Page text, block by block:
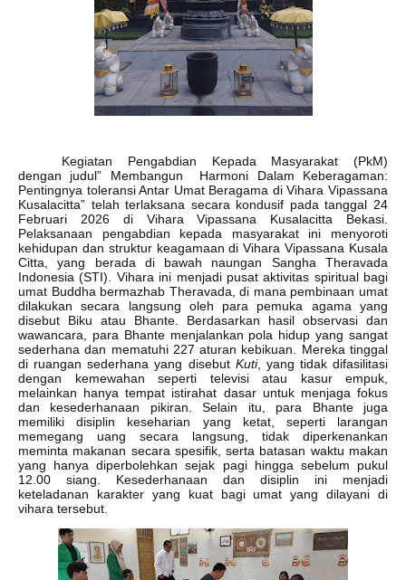
Kegiatan Pengabdian Kepada Masyarakat (PkM)
dengan judul” Membangun
Harmoni Dalam Keberagaman:
Pentingnya toleransi Antar Umat Beragama di Vihara Vipassana
Kusalacitta” telah terlaksana secara kondusif pada tanggal 24
Februari 2026 di Vihara Vipassana Kusalacitta Bekasi.
Pelaksanaan pengabdian kepada masyarakat ini menyoroti
kehidupan dan struktur keagamaan di ViharaVipassana Kusala
Citta, yang berada di bawah naungan Sangha Theravada
Indonesia (STI). Vihara ini menjadi pusat aktivitas spiritual bagi
umat Buddha bermazhab Theravada, di mana pembinaan umat
dilakukan secara langsung oleh para pemuka agama yang
disebut Biku atau Bhante. Berdasarkan hasil observasi dan
wawancara, para Bhante menjalankan pola hidup yang sangat
sederhana dan mematuhi 227 aturan kebikuan. Mereka tinggal
di ruangan sederhana yang disebut Kuti, yang tidak difasilitasi
dengan kemewahan seperti televisi atau kasur empuk,
melainkan hanya tempat istirahat dasar untuk menjaga fokus
dan kesederhanaan pikiran. Selain itu, para Bhante juga
memiliki disiplin keseharian yang ketat, seperti larangan
memegang uang secara langsung, tidak diperkenankan
meminta makanan secara spesifik, serta batasan waktu makan
yang hanya diperbolehkan sejak pagi hingga sebelum pukul
12.00 siang. Kesederhanaan dan disiplin ini menjadi
keteladanan karakter yang kuat bagi umat yang dilayani di
vihara tersebut.